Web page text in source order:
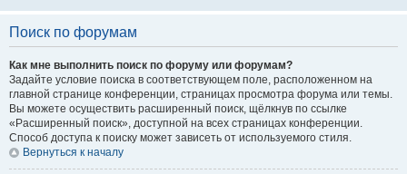
Поиск по форумам
Как мне выполнить поиск по форуму или форумам?
Задайте условие поиска в соответствующем поле, расположенном на
главной странице конференции, страницах просмотра форума или темы.
Вы можете осуществить расширенный поиск, щёлкнув по ссылке
«Расширенный поиск», доступной на всех страницах конференции.
Способ доступа к поиску может зависеть от используемого стиля.
Вернуться к началу